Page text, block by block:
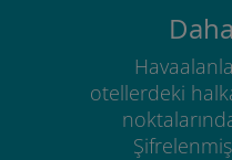
otellerdeki